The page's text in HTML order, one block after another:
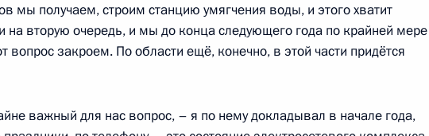
года, суббота
с губернатором Нижегородской области
мы получаем, строим станцию умягчения воды, и этого хватит
на вторую очередь, и мы до конца следующего года по крайней мере
вопрос закроем. По области ещё, конечно, в этой части придётся
важный для нас вопрос, – я по нему докладывал в начале года,